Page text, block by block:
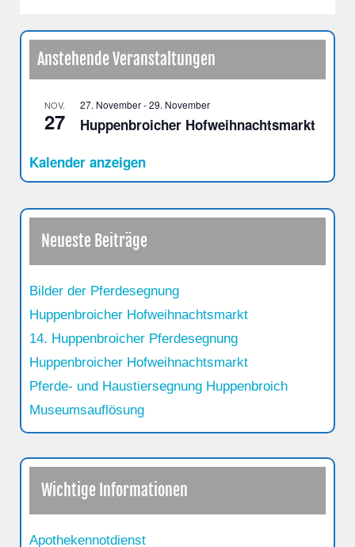
Anstehende Veranstaltungen
NOV.
27
27. November-29. November
Huppenbroicher Hofweihnachtsmarkt
Kalender anzeigen
Neueste Beiträge
Bilder der Pferdesegnung
Huppenbroicher Hofweihnachtsmarkt
14. Huppenbroicher Pferdesegnung
Huppenbroicher Hofweihnachtsmarkt
Pferde- und Haustiersegnung Huppenbroich
Museumsauflösung
Wichtige Informationen
Apothekennotdienst